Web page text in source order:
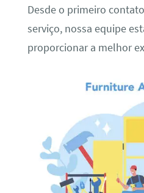
Desde o primeiro
serviço, nossa equipe
proporcionar a melhor